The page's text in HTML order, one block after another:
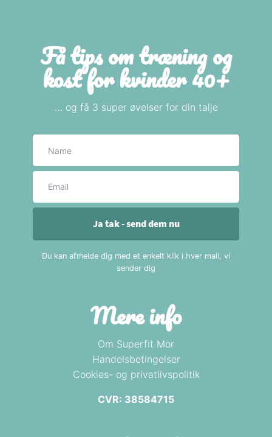
Mere info
Om Superfit Mor
Handelsbetingelser
Cookies- og privatlivspolitik
CVR: 38584715
Få tips om træning og
kost for kvinder 40+
… og få 3 super øvelser for din talje
Ja tak - send dem nu
Du kan afmelde dig med et enkelt klik i hver mail, vi
sender dig